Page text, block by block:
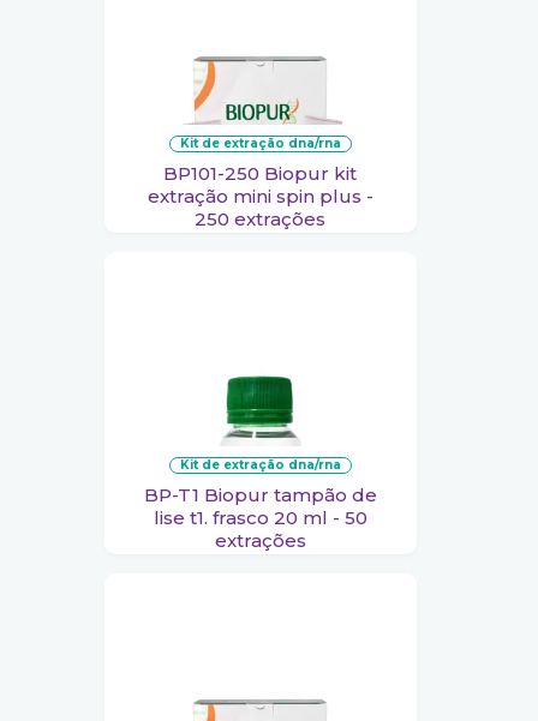
kit de extração dna/rna
BP101-250 Biopur kit
extração mini spin plus -
250 extrações
kit de extração dna/rna
BP-T1 Biopur tampão de
lise t1. frasco 20 ml - 50
extrações